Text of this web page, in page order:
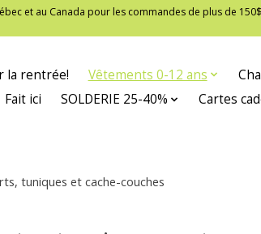
et au Canada pour les commandes de plus de
la rentrée! Vêtements 0-12 ans
Fait ici
SOLDERIE 25-40% Cartes
tuniques et cache-couches